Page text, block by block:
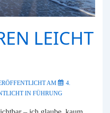
LEICHT
AM
4.
IN FÜHRUNG